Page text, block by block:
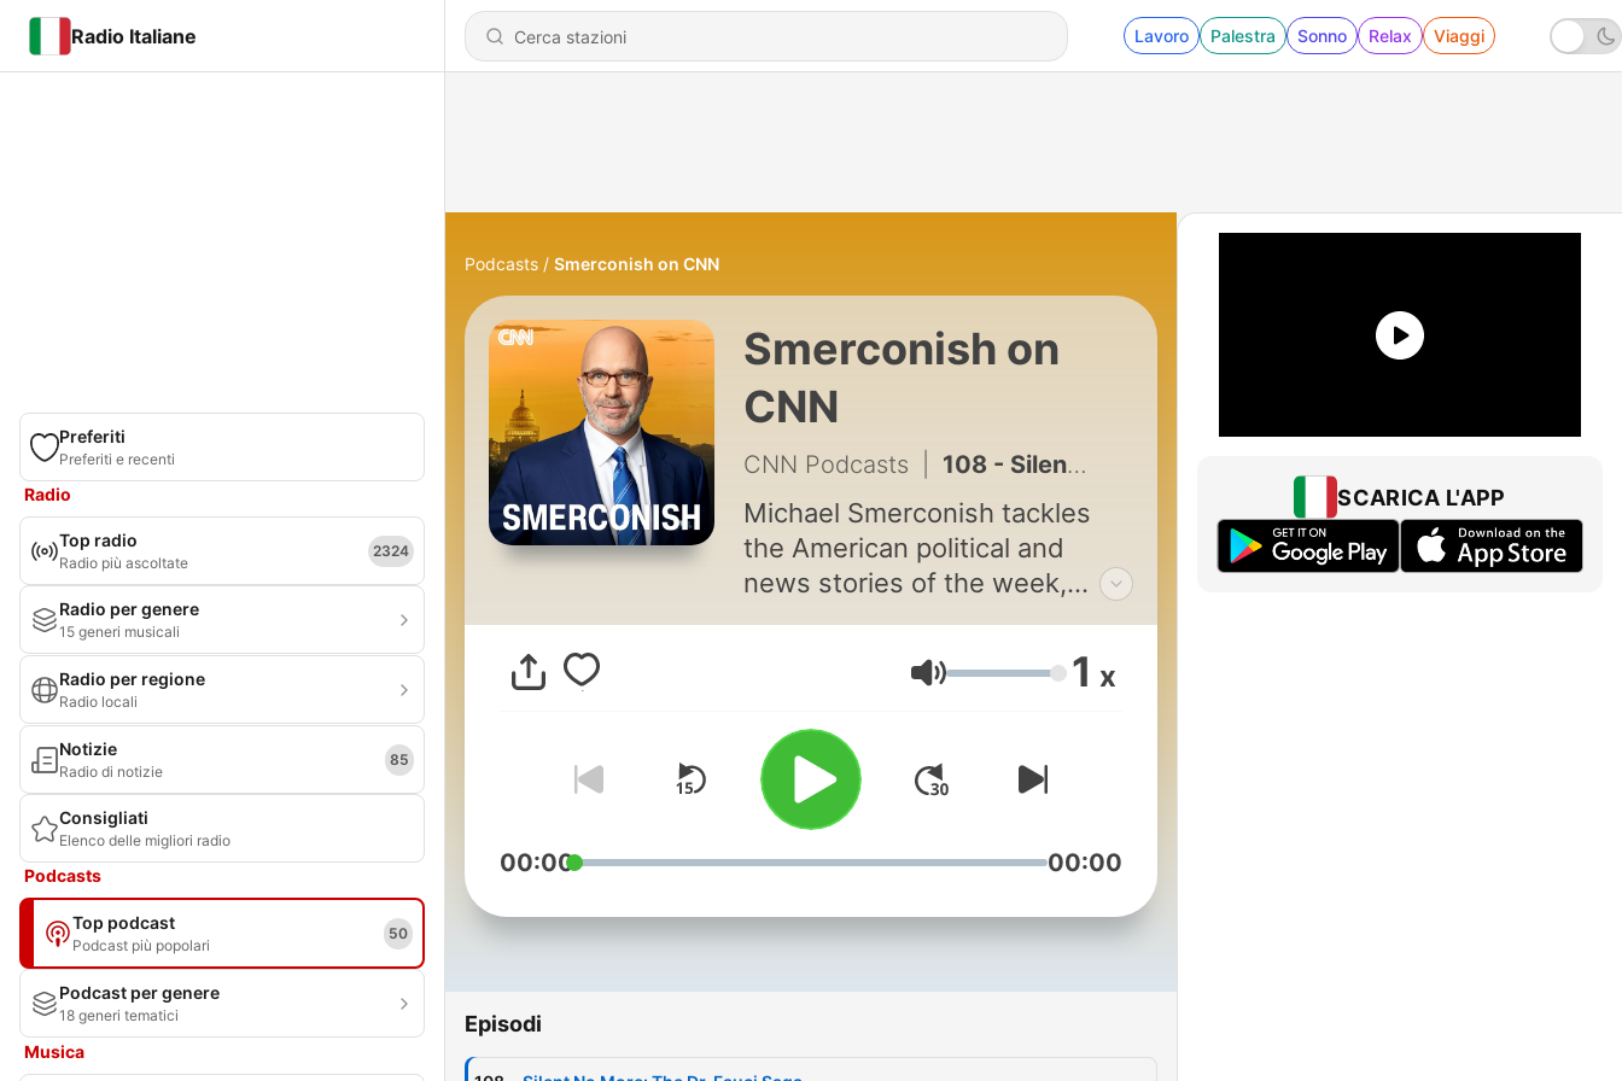
Radio Italiane Lavoro Palestra Sonno Relax Viaggi
Preferiti
Preferiti e recenti
Radio
Top radio
Radio più ascoltate
2324
Radio per genere
15 generi musicali
Radio per regione
Radio locali
Notizie
Radio di notizie
85
Consigliati
Elenco delle migliori radio
Podcasts
Top podcast
Podcast più popolari
50
Podcast per genere
18 generi tematici
Musica
Podcasts Smerconish on CNN
Smerconish on
CNN
CNN Podcasts 108 - Silent No More: The Dr. Fauci Saga
Michael Smerconish tackles
the American political and
news stories of the week,
offering a unique non-
ideological take: his own.
Volume 1 x
00:00 00:00
Episodi
SCARICA L'APP